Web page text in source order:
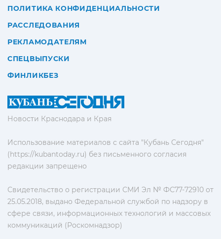
Новости Краснодара и Края
Использование материалов с сайта "Кубань Сегодня"
(https://kubantoday.ru) без письменного согласия
редакции запрещено
Свидетельство о регистрации СМИ Эл № ФС77-72910 от
25.05.2018, выдано Федеральной службой по надзору в
сфере связи, информационных технологий и массовых
коммуникаций (Роскомнадзор)
ПОЛИТИКА КОНФИДЕНЦИАЛЬНОСТИ
РАССЛЕДОВАНИЯ
РЕКЛАМОДАТЕЛЯМ
СПЕЦВЫПУСКИ
ФИНЛИКБЕЗ